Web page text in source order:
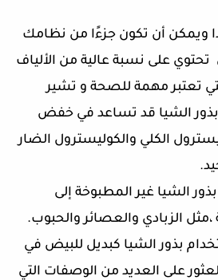
ويمكن أن تكون جزءًا من نظامك
تحتوي على نسبة عالية من الألياف
تعتبر مهمة للصحة و تشير
الشيا قد تساعد في خفض
الكلي والكوليسترول الضار
الشيا غير المطبوخة إلى
مثل الزبادي والعصائر والحبوب.
بذور الشيا كبديل للبيض في
على العديد من الوصفات التي